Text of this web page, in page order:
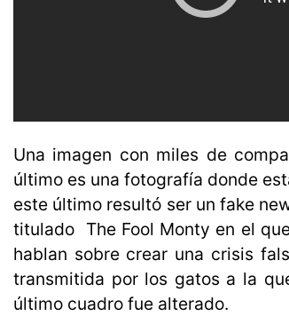
Una imagen con miles de
último es una fotografía donde
este último resultó ser un fake
titulado The Fool Monty en el
hablan sobre crear una crisis
transmitida por los gatos a la
último cuadro fue alterado.